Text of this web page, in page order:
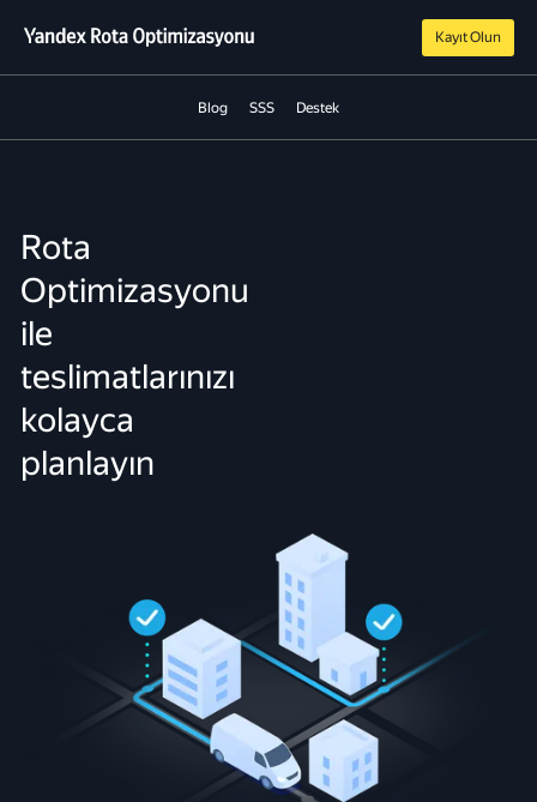
Kayıt Olun
Blog SSS Destek
Rota
Optimizasyonu
ile
teslimatlarınızı
kolayca
planlayın